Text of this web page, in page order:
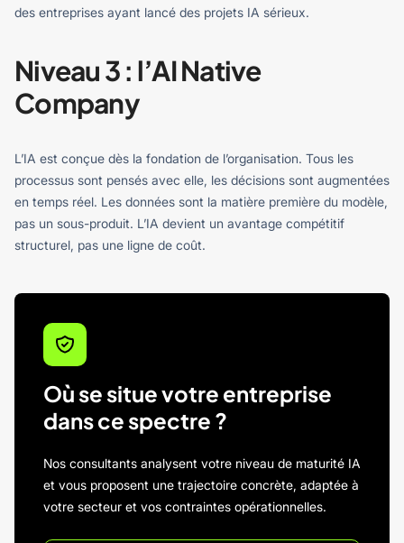
des entreprises ayant lancé des projets IA sérieux.
Niveau 3 : l’AI Native
Company
L’IA est conçue dès la fondation de l’organisation. Tous les
processus sont pensés avec elle, les décisions sont augmentées
en temps réel. Les données sont la matière première du modèle,
pas un sous-produit. L’IA devient un avantage compétitif
structurel, pas une ligne de coût.
Où se situe votre entreprise
dans ce spectre ?
Nos consultants analysent votre niveau de maturité IA
et vous proposent une trajectoire concrète, adaptée à
votre secteur et vos contraintes opérationnelles.